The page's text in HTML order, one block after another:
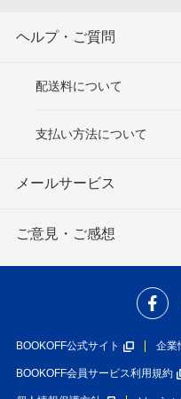
ヘルプ・ご質問
配送料について
支払い方法について
メールサービス
ご意見・ご感想
BOOKOFF公式サイト 企業
BOOKOFF会員サービス利用規約